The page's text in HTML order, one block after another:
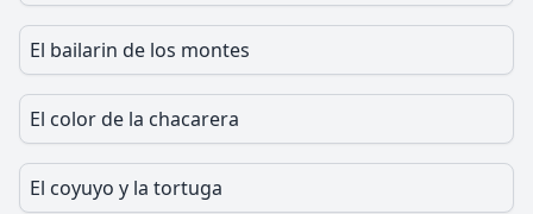
El bailarin de los montes
El color de la chacarera
El coyuyo y la tortuga